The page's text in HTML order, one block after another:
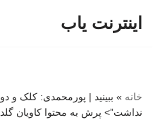
اینترنت یاب
خانه » ببینید | پورمحمدی: کلک و
نداشت”> پرش به محتوا کاویان